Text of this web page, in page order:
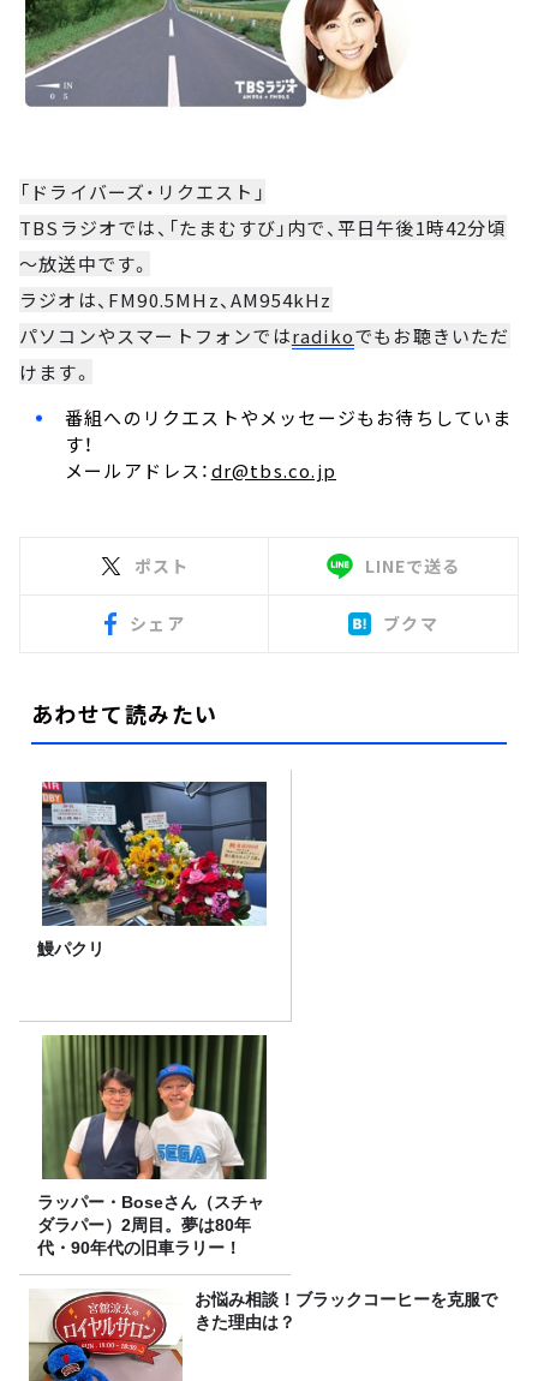
「ドライバーズ・リクエスト」
TBSラジオでは、「たまむすび」内で、平日午後1時42分頃
～放送中です。
ラジオは、FM90.5MHz、AM954kHz
パソコンやスマートフォンではradikoでもお聴きいただ
けます。
番組へのリクエストやメッセージもお待ちしていま
す！
メールアドレス：dr@tbs.co.jp
ポスト LINEで送る
シェア ブクマ
あわせて読みたい
鰻パクリ
ラッパー・Boseさん（スチャ
ダラパー）2周目。夢は80年
代・90年代の旧車ラリー！
お悩み相談！ブラックコーヒーを克服で
きた理由は？